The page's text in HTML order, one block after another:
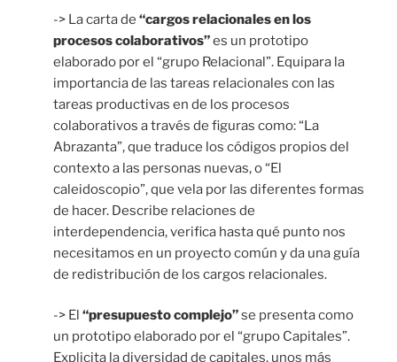
-> La carta de “cargos relacionales en los
procesos colaborativos”es un prototipo
elaborado por el “grupo Relacional”. Equipara la
importancia de las tareas relacionales con las
tareas productivas en de los procesos
colaborativos a través de figuras como: “La
Abrazanta”, que traduce los códigos propios del
contexto a las personas nuevas, o “El
caleidoscopio”, que vela por las diferentes formas
de hacer. Describe relaciones de
interdependencia, verifica hasta qué punto nos
necesitamos en un proyecto común y da una guía
de redistribución de los cargos relacionales.
-> El “presupuesto complejo”se presenta como
un prototipo elaborado por el “grupo Capitales”.
Explicita la diversidad de capitales, unos más